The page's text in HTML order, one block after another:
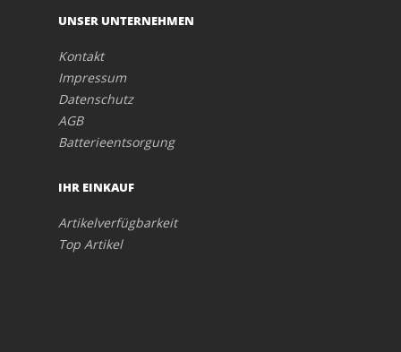
UNSER UNTERNEHMEN
Kontakt
Impressum
Datenschutz
AGB
Batterieentsorgung
IHR EINKAUF
Artikelverfügbarkeit
Top Artikel